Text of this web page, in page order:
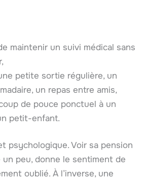
maintenir un suivi médical sans
petite sortie régulière, un
un repas entre amis,
de pouce ponctuel à un
petit-enfant.
psychologique. Voir sa pension
un peu, donne le sentiment de
oublié. À l’inverse, une